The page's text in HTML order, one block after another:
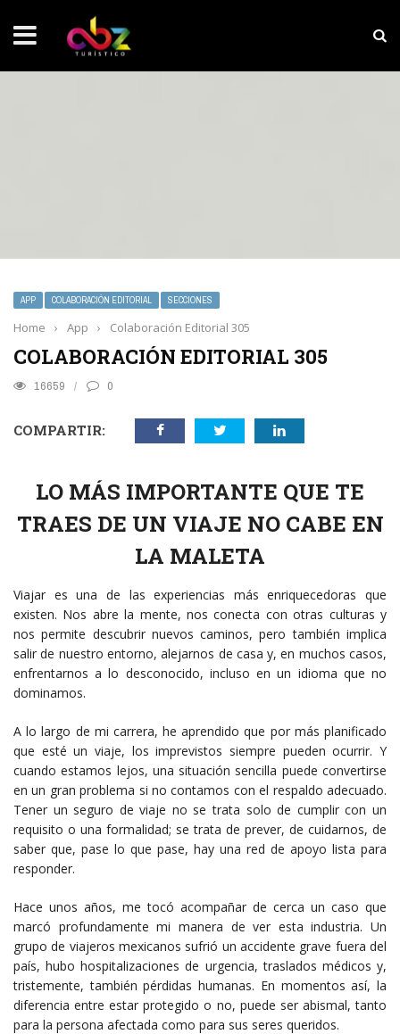
NOTICIAS SOBRESALIENTES
APP COLABORACIÓN EDITORIAL SECCIONES
Home › App › Colaboración Editorial 305
COLABORACIÓN EDITORIAL 305
16659 0
COMPARTIR:
LO MÁS IMPORTANTE QUE TE
TRAES DE UN VIAJE NO CABE EN
LA MALETA
Viajar es una de las experiencias más enriquecedoras que
existen. Nos abre la mente, nos conecta con otras culturas y
nos permite descubrir nuevos caminos, pero también implica
salir de nuestro entorno, alejarnos de casa y, en muchos casos,
enfrentarnos a lo desconocido, incluso en un idioma que no
dominamos.
A lo largo de mi carrera, he aprendido que por más planificado
que esté un viaje, los imprevistos siempre pueden ocurrir. Y
cuando estamos lejos, una situación sencilla puede convertirse
en un gran problema si no contamos con el respaldo adecuado.
Tener un seguro de viaje no se trata solo de cumplir con un
requisito o una formalidad; se trata de prever, de cuidarnos, de
saber que, pase lo que pase, hay una red de apoyo lista para
responder.
Hace unos años, me tocó acompañar de cerca un caso que
marcó profundamente mi manera de ver esta industria. Un
grupo de viajeros mexicanos sufrió un accidente grave fuera del
país, hubo hospitalizaciones de urgencia, traslados médicos y,
tristemente, también pérdidas humanas. En momentos así, la
diferencia entre estar protegido o no, puede ser abismal, tanto
para la persona afectada como para sus seres queridos.